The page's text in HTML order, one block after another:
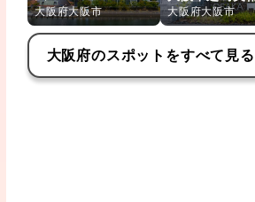
大阪府大阪市 大阪府大阪市
大阪府のスポットをすべて見る